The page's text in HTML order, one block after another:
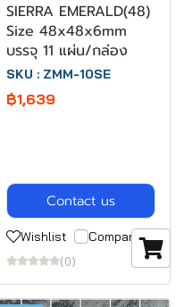
SIERRA EMERALD(48)
Size 48x48x6mm
บรรจุ 11 แผ่น/กล่อง
SKU : ZMM-10SE
฿1,639
Contact us
Wishlist
Compare
(0)